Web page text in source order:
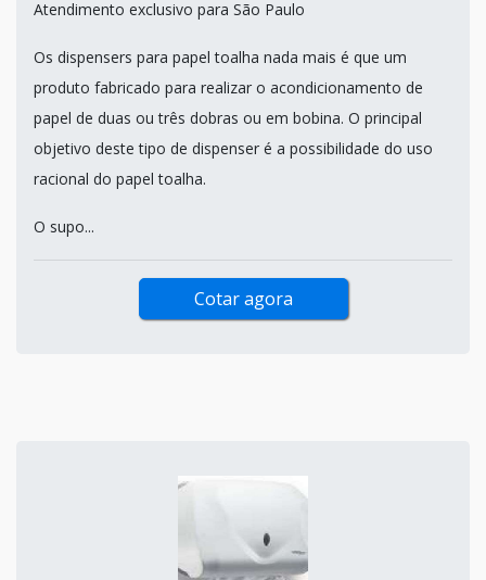
Atendimento exclusivo para São Paulo
Os dispensers para papel toalha nada mais é que um
produto fabricado para realizar o acondicionamento de
papel de duas ou três dobras ou em bobina. O principal
objetivo deste tipo de dispenser é a possibilidade do uso
racional do papel toalha.
O supo...
Cotar agora